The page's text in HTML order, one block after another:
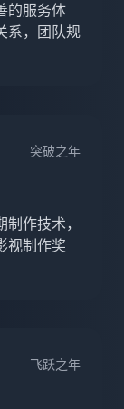
的服务体
系，团队规
突破之年
作技术，
视制作奖
飞跃之年